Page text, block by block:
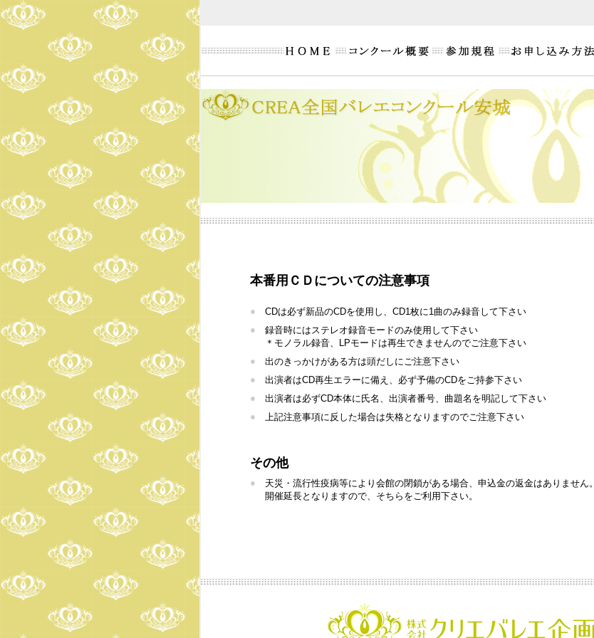
本番用ＣＤについての注意事項
●
CDは必ず新品のCDを使用し、CD1枚に1曲のみ録音して下さい
●
録音時にはステレオ録音モードのみ使用して下さい
＊モノラル録音、LPモードは再生できませんのでご注意下さい
●
出のきっかけがある方は頭だしにご注意下さい
●
出演者はCD再生エラーに備え、必ず予備のCDをご持参下さい
●
出演者は必ずCD本体に氏名、出演者番号、曲題名を明記して下さい
●
上記注意事項に反した場合は失格となりますのでご注意下さい
その他
●
天災・流行性疫病等により会館の閉鎖がある場合、申込金の返金はありません。
開催延長となりますので、そちらをご利用下さい。